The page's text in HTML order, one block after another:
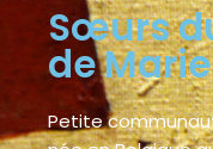
Sœurs
de Marie
Petite